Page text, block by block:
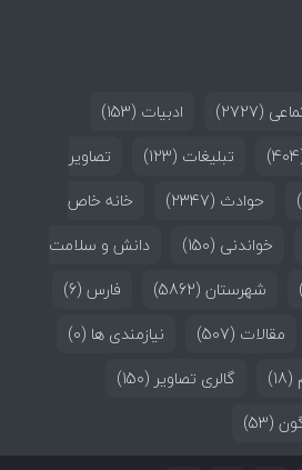
(2727) ادبیات (153)
تبلیغات (123)
تصاویر
حوادث (2347)
خانه خاص
خواندنی (150)
دانش و سلامت
شهرستان (5862) فارس (6)
مقالات (507) نیازمندی ها (0)
(18) گالری تصاویر (150)
(53)